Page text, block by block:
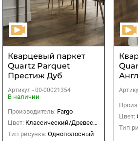
Кварцевый паркет
Quartz Parquet
Престиж Дуб
Артикул - 00-00021354
В наличии
Производитель: Fargo
Цвет: Классический/Древесный
Тип рисунка: Однополосный
Цвет:
Тип